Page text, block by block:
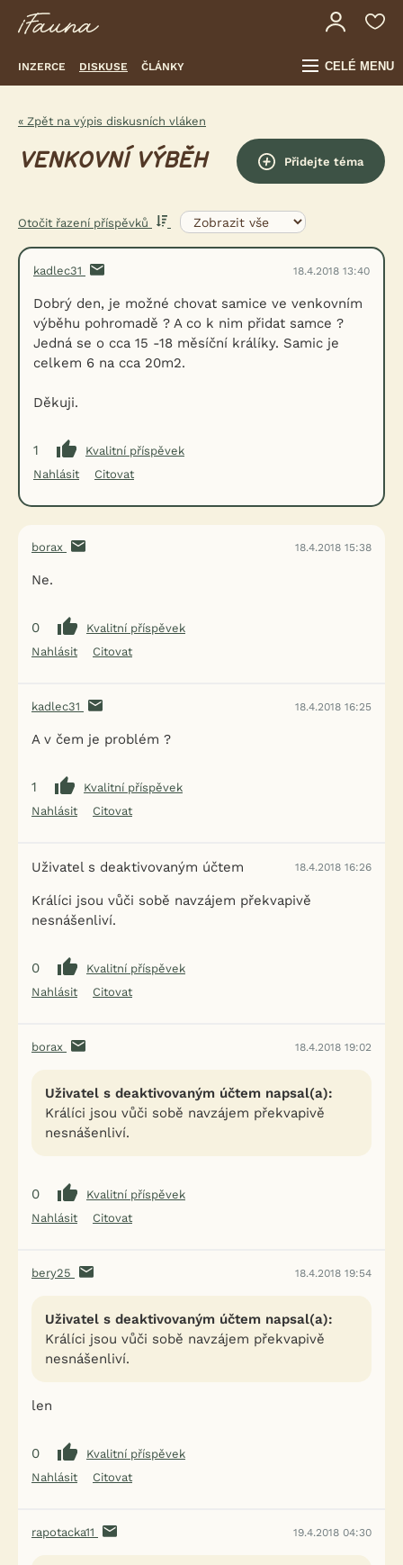
INZERCE DISKUSE ČLÁNKY CELÉ MENU
« Zpět na výpis diskusních vláken
VENKOVNÍ VÝBĚH Přidejte téma
Otočit řazení příspěvků
kadlec31 18.4.2018 13:40
Dobrý den, je možné chovat samice ve venkovním
výběhu pohromadě ? A co k nim přidat samce ?
Jedná se o cca 15 -18 měsíční králíky. Samic je
celkem 6 na cca 20m2.
Děkuji.
1
Kvalitní příspěvek
Nahlásit
Citovat
borax 18.4.2018 15:38
Ne.
0
Kvalitní příspěvek
Nahlásit
Citovat
kadlec31 18.4.2018 16:25
A v čem je problém ?
1
Kvalitní příspěvek
Nahlásit
Citovat
Uživatel s deaktivovaným účtem 18.4.2018 16:26
Králíci jsou vůči sobě navzájem překvapivě
nesnášenliví.
0
Kvalitní příspěvek
Nahlásit
Citovat
borax 18.4.2018 19:02
Uživatel s deaktivovaným účtem napsal(a):
Králíci jsou vůči sobě navzájem překvapivě
nesnášenliví.
0
Kvalitní příspěvek
Nahlásit
Citovat
bery25 18.4.2018 19:54
Uživatel s deaktivovaným účtem napsal(a):
Králíci jsou vůči sobě navzájem překvapivě
nesnášenliví.
len
0
Kvalitní příspěvek
Nahlásit
Citovat
rapotacka11 19.4.2018 04:30